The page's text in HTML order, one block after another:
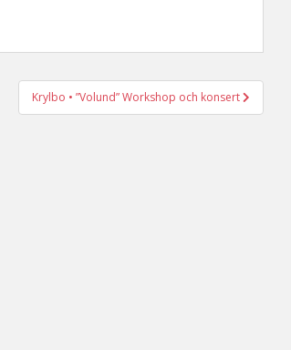
Krylbo • ”Volund” Workshop och konsert